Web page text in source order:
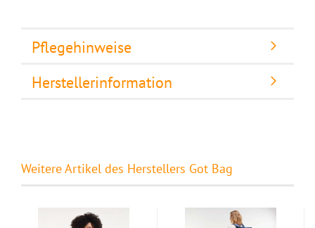
Pflegehinweise
Herstellerinformation
Weitere Artikel des Herstellers Got Bag